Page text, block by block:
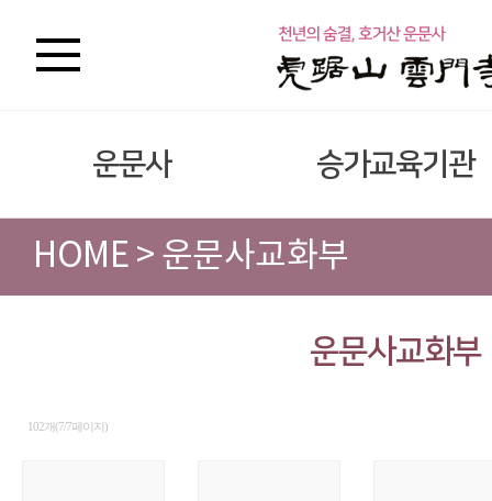
운문사 승가교육기관
HOME > 운문사교화부
운문사교화부
102개(7/7페이지)